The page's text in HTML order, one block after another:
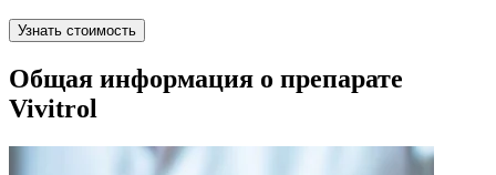
Узнать стоимость
Общая информация о препарате
Vivitrol